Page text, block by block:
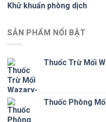
Khử khuẩn phòng dịch
SẢN PHẨM NỔI BẬT
Thuốc Trừ Mối
Thuốc Phòng